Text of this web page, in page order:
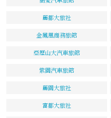
麗都大旅社
金鳳凰商務旅館
亞歷山大汽車旅館
紫園汽車旅館
麗園大旅社
富都大旅社